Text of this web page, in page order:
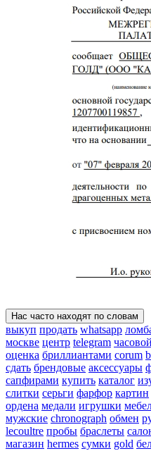
Нас часто находят по словам
выкуп продать whatsapp
москве центр telegram часовой
оценка бриллиантами corum
сдать брендовые аксессуары
сапфирами купить каталог
слитки серьги фарфор картин
ордена медали игрушки
мужские chronograph обмен
lecoultre пробы браслеты
магазин hermes сумки gold